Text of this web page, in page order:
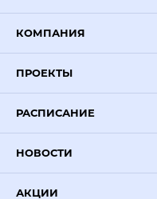
КОМПАНИЯ
ПРОЕКТЫ
РАСПИСАНИЕ
НОВОСТИ
АКЦИИ